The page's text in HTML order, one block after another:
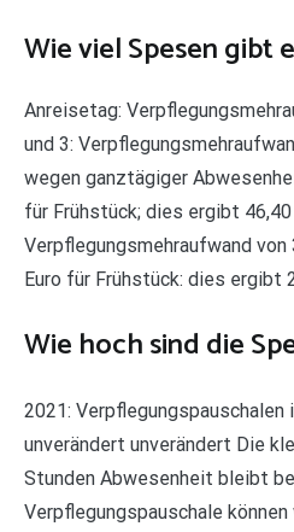
Wie viel Spesen gibt
Anreisetag:
und 3:
wegen ganztägiger
für Frühstück; dies ergibt
Verpflegungsmehraufwand von
Euro für Frühstück: dies ergibt
Wie hoch sind die
2021: Verpflegungspauschalen
unverändert unverändert Die
Stunden Abwesenheit bleibt
Verpflegungspauschale